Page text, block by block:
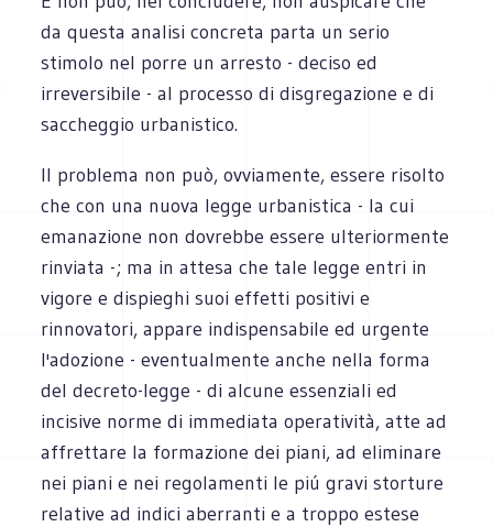
da questa analisi concreta parta un serio
stimolo nel porre un arresto - deciso ed
irreversibile - al processo di disgregazione e di
saccheggio urbanistico.
Il problema non può, ovviamente, essere risolto
che con una nuova legge urbanistica - la cui
emanazione non dovrebbe essere ulteriormente
rinviata -; ma in attesa che tale legge entri in
vigore e dispieghi suoi effetti positivi e
rinnovatori, appare indispensabile ed urgente
l'adozione - eventualmente anche nella forma
del decreto-legge - di alcune essenziali ed
incisive norme di immediata operatività, atte ad
affrettare la formazione dei piani, ad eliminare
nei piani e nei regolamenti le piú gravi storture
relative ad indici aberranti e a troppo estese